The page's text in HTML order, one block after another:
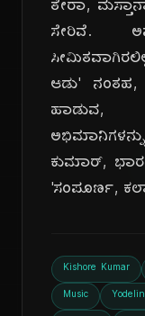
ತೇರಾ,
ಸೇರಿವೆ.
ಆಡು' ನಂತಹ,
ಹಾಡುವ,
ಕುಮಾರ್,
'ಸಂಪೂರ್ಣ,
Kishore Kumar
Music